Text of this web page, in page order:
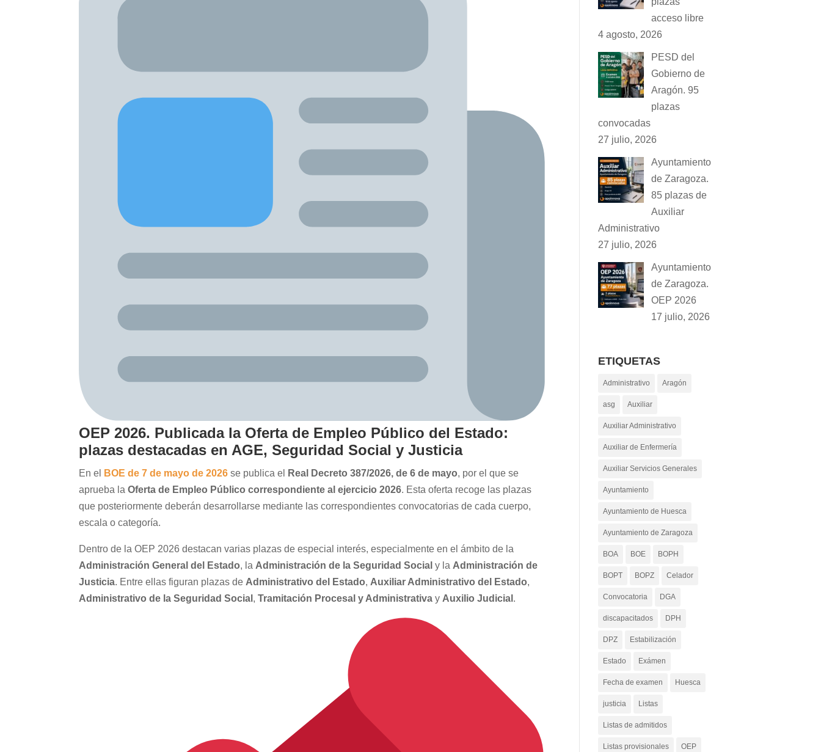
OEP 2026. Publicada la Oferta de Empleo Público del Estado:
plazas destacadas en AGE, Seguridad Social y Justicia
En el BOE de 7 de mayo de 2026 se publica el Real Decreto 387/2026, de 6 de mayo, por el que se
aprueba laOferta de Empleo Público correspondiente al ejercicio 2026. Esta oferta recoge las plazas
que posteriormente deberán desarrollarse mediante las correspondientes convocatorias de cada cuerpo,
escala o categoría.
Dentro de la OEP 2026 destacan varias plazas de especial interés, especialmente en el ámbito de la
Administración General del Estado, la Administración de la Seguridad Social y la Administración de
Justicia. Entre ellas figuran plazas de Administrativo del Estado, Auxiliar Administrativo del Estado,
Administrativo de la Seguridad Social ,Tramitación Procesal y Administrativa y Auxilio Judicial .
acceso libre
4 agosto, 2026
PESD del
Gobierno de
Aragón. 95
plazas
convocadas
27 julio, 2026
Ayuntamiento
de Zaragoza.
85 plazas de
Auxiliar
Administrativo
27 julio, 2026
Ayuntamiento
de Zaragoza.
OEP 2026
17 julio, 2026
ETIQUETAS
Administrativo Aragón
asg Auxiliar
Auxiliar Administrativo
Auxiliar de Enfermería
Auxiliar Servicios Generales
Ayuntamiento
Ayuntamiento de Huesca
Ayuntamiento de Zaragoza
BOA BOE BOPH
BOPT BOPZ Celador
Convocatoria DGA
discapacitados DPH
DPZ Estabilización
Estado Exámen
Fecha de examen Huesca
justicia Listas
Listas de admitidos
Listas provisionales OEP